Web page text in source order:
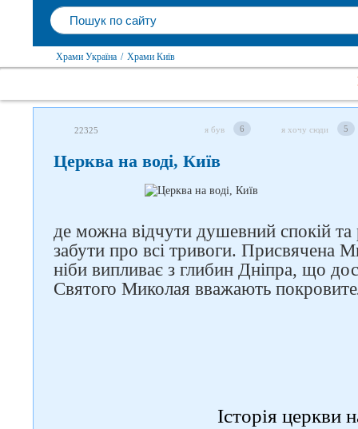
Храми Україна / Храми Київ
22325 я був 6 я хочу сюди 5
Церква на воді, Київ
де можна відчути душевний спокій та
забути про всі тривоги. Присвячена
ніби випливає з глибин Дніпра, що
Святого Миколая вважають
Історія церкви